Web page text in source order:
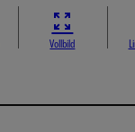
Vollbild